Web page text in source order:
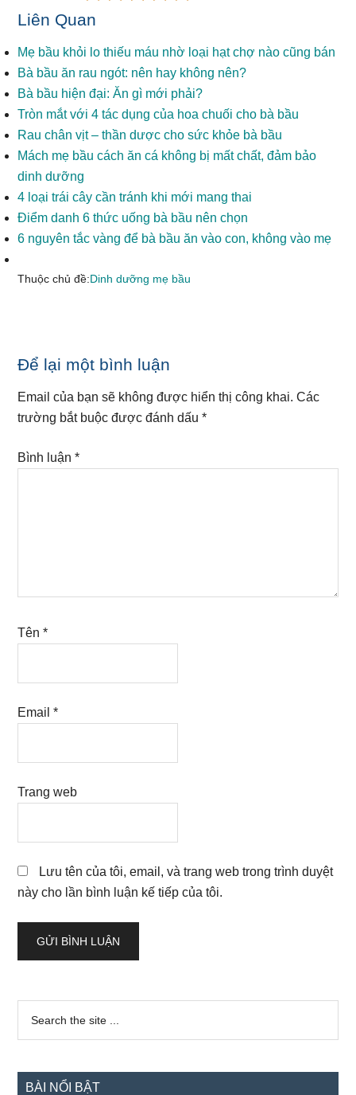
Liên Quan
Mẹ bầu khỏi lo thiếu máu nhờ loại hạt chợ nào cũng bán
Bà bầu ăn rau ngót: nên hay không nên?
Bà bầu hiện đại: Ăn gì mới phải?
Tròn mắt với 4 tác dụng của hoa chuối cho bà bầu
Rau chân vịt – thần dược cho sức khỏe bà bầu
Mách mẹ bầu cách ăn cá không bị mất chất, đảm bảo
dinh dưỡng
4 loại trái cây cần tránh khi mới mang thai
Điểm danh 6 thức uống bà bầu nên chọn
6 nguyên tắc vàng để bà bầu ăn vào con, không vào mẹ
Thuộc chủ đề:Dinh dưỡng mẹ bầu
Reader
Interactions
Để lại một bình luận
Email của bạn sẽ không được hiển thị công khai. Các
trường bắt buộc được đánh dấu*
Bình luận*
Tên*
Email*
Trang web
Lưu tên của tôi, email, và trang web trong trình duyệt
này cho lần bình luận kế tiếp của tôi.
Sidebar
chính
...
BÀI NỔI BẬT